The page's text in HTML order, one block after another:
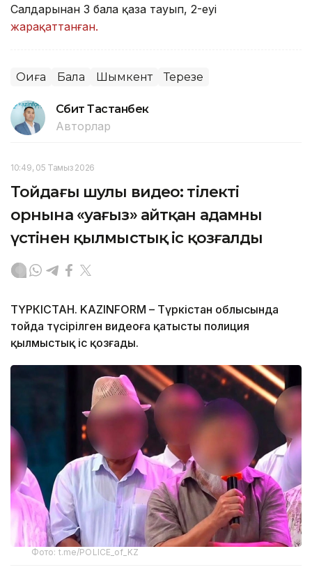
Салдарынан 3 бала қаза тауып, 2-еуі
жарақаттанған.
Оқиға Бала Шымкент Терезе
Сәбит Тастанбек
Авторлар
10:49, 05 Тамыз 2026
Тойдағы шулы видео: тілектің
орнына «уағыз» айтқан адамның
үстінен қылмыстық іс қозғалды
ТҮРКІСТАН. KAZINFORM – Түркістан облысында
тойда түсірілген видеоға қатысты полиция
қылмыстық іс қозғады.
Фото: t.me/POLICE_of_KZ